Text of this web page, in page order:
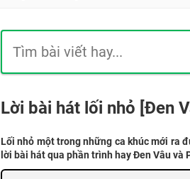
Lời bài hát lối nhỏ [Đen
Lối nhỏ một trong những ca khúc mới ra
lời bài hát qua phần trình hay Đen Vâu và